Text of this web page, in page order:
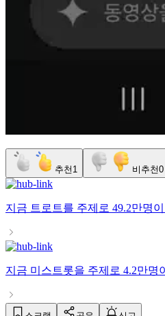
추천 1 비추천0
지금 트로트를 주제로 49.2만명
지금 미스트롯을 주제로 4.2만명